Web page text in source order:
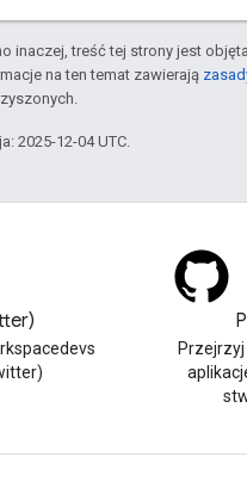
inaczej, treść tej strony jest objęta
na ten temat zawierają
2025-12-04 UTC.